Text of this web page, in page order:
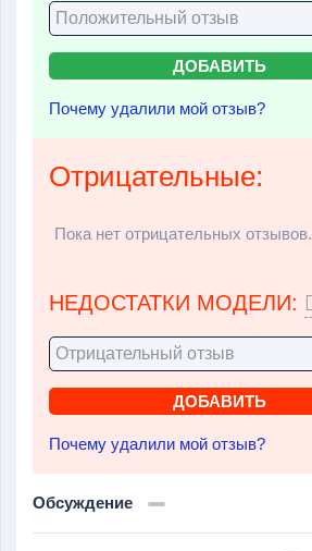
Почему удалили мой отзыв?
Отрицательные:
Пока нет отрицательных отзывов.
НЕДОСТАТКИ МОДЕЛИ:
Почему удалили мой отзыв?
Обсуждение